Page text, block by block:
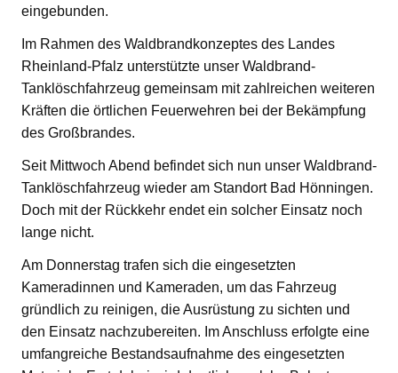
eingebunden.
Im Rahmen des Waldbrandkonzeptes des Landes
Rheinland-Pfalz unterstützte unser Waldbrand-
Tanklöschfahrzeug gemeinsam mit zahlreichen weiteren
Kräften die örtlichen Feuerwehren bei der Bekämpfung
des Großbrandes.
Seit Mittwoch Abend befindet sich nun unser Waldbrand-
Tanklöschfahrzeug wieder am Standort Bad Hönningen.
Doch mit der Rückkehr endet ein solcher Einsatz noch
lange nicht.
Am Donnerstag trafen sich die eingesetzten
Kameradinnen und Kameraden, um das Fahrzeug
gründlich zu reinigen, die Ausrüstung zu sichten und
den Einsatz nachzubereiten. Im Anschluss erfolgte eine
umfangreiche Bestandsaufnahme des eingesetzten